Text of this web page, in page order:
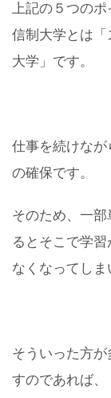
上記の５つの
信制大学とは「
大学」です。
仕事を続けな
の確保です。
そのため、一
るとそこで学
なくなってしま
そういった方
すのであれば、